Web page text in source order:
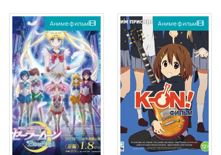
Аниме фильм Аниме фильм